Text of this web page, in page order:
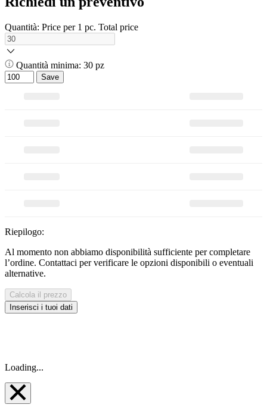
Quantità: Price per 1 pc. Total price
Quantità minima: 30 pz
Save
Riepilogo:
Al momento non abbiamo disponibilità sufficiente per completare
l’ordine. Contattaci per verificare le opzioni disponibili o eventuali
alternative.
Calcola il prezzo
Inserisci i tuoi dati
Loading...